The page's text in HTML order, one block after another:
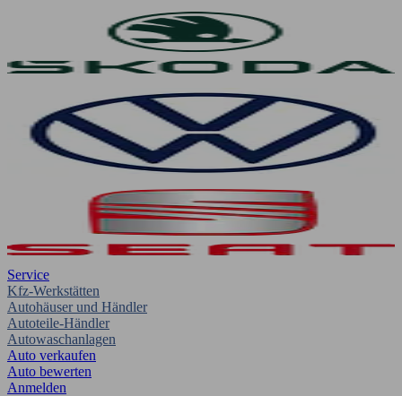
Service
Kfz-Werkstätten
Autohäuser und Händler
Autoteile-Händler
Autowaschanlagen
Auto verkaufen
Auto bewerten
Anmelden